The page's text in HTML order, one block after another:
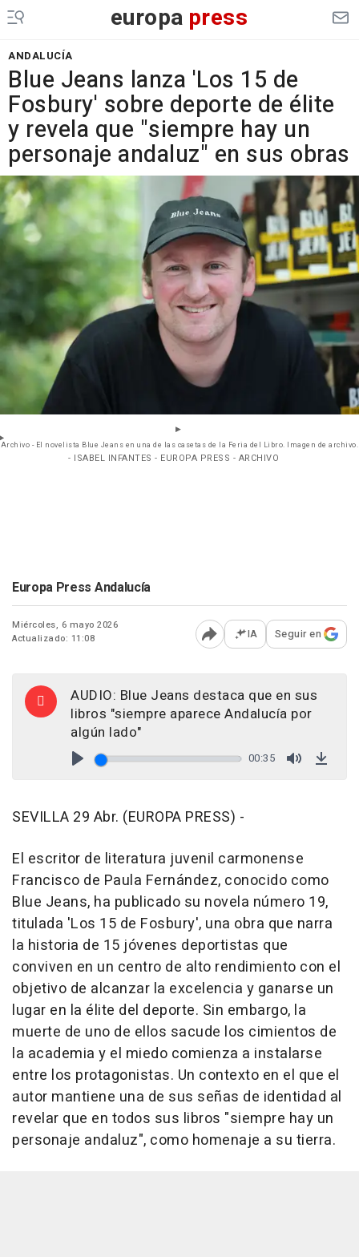
europa press
ANDALUCÍA
Blue Jeans lanza 'Los 15 de
Fosbury' sobre deporte de élite
y revela que "siempre hay un
personaje andaluz" en sus obras
Archivo - El novelista Blue Jeans en una de las casetas de la Feria del Libro. Imagen de archivo.
- ISABEL INFANTES - EUROPA PRESS - ARCHIVO
Europa Press Andalucía
Miércoles, 6 mayo 2026
Actualizado: 11:08
Abrir opciones para
IA Seguir en
AUDIO: Blue Jeans destaca que en sus
libros "siempre aparece Andalucía por
algún lado"
00:35
SEVILLA 29 Abr. (EUROPA PRESS) -
El escritor de literatura juvenil carmonense
Francisco de Paula Fernández, conocido como
Blue Jeans, ha publicado su novela número 19,
titulada 'Los 15 de Fosbury', una obra que narra
la historia de 15 jóvenes deportistas que
conviven en un centro de alto rendimiento con el
objetivo de alcanzar la excelencia y ganarse un
lugar en la élite del deporte. Sin embargo, la
muerte de uno de ellos sacude los cimientos de
la academia y el miedo comienza a instalarse
entre los protagonistas. Un contexto en el que el
autor mantiene una de sus señas de identidad al
revelar que en todos sus libros "siempre hay un
personaje andaluz", como homenaje a su tierra.